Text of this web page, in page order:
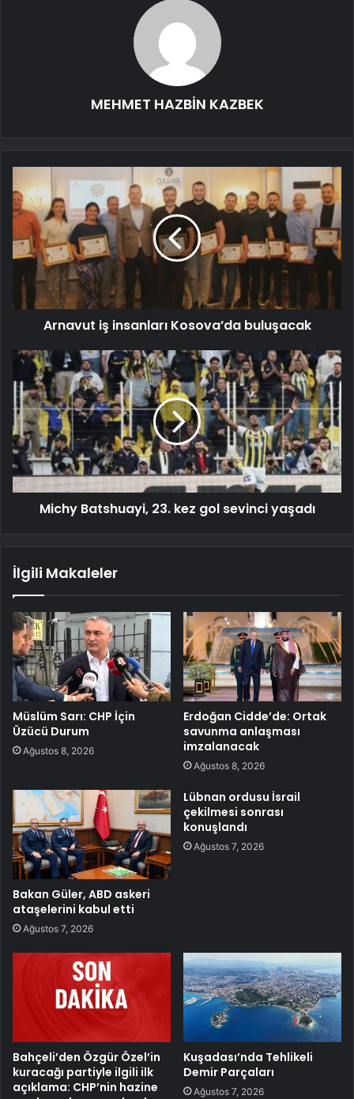
MEHMET HAZBİN KAZBEK
Arnavut iş insanları Kosova’da buluşacak
Michy Batshuayi, 23. kez gol sevinci yaşadı
İlgili Makaleler
Müslüm Sarı: CHP İçin
Üzücü Durum
Ağustos 8, 2026
Erdoğan Cidde’de: Ortak
savunma anlaşması
imzalanacak
Ağustos 8, 2026
Bakan Güler, ABD askeri
ataşelerini kabul etti
Ağustos 7, 2026
Lübnan ordusu İsrail
çekilmesi sonrası
konuşlandı
Ağustos 7, 2026
Bahçeli’den Özgür Özel’in
kuracağı partiyle ilgili ilk
açıklama: CHP’nin hazine
Kuşadası’nda Tehlikeli
Demir Parçaları
Ağustos 7, 2026